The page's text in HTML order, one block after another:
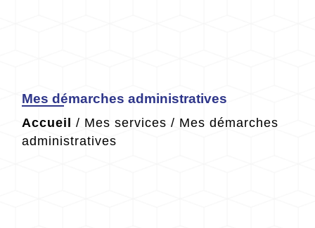
Mes démarches administratives
Accueil / Mes services / Mes démarches
administratives